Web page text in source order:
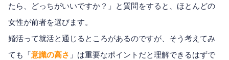
たら、どっちがいいですか？」と質問をすると、ほとんどの
女性が前者を選びます。
婚活って就活と通じるところがあるのですが、そう考えてみ
ても「意識の高さ 」は重要なポイントだと理解できるはずで